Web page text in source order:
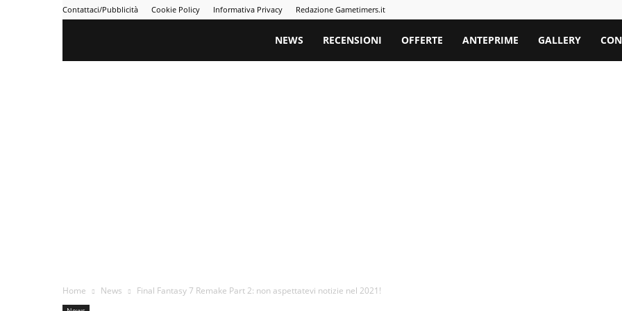
Contattaci/Pubblicità Cookie Policy Informativa Privacy Redazione Gametimers.it
Gametimers
NEWS RECENSIONI OFFERTE ANTEPRIME GALLERY
Home News Final Fantasy 7 Remake Part 2: non aspettatevi notizie nel 2021!